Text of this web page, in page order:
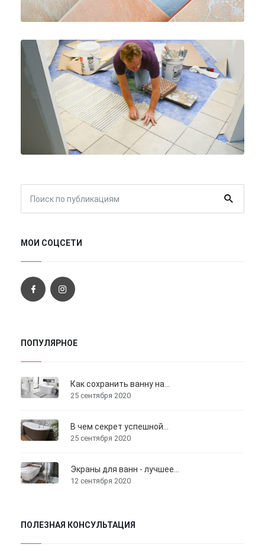
МОИ СОЦСЕТИ
ПОПУЛЯРНОЕ
Как сохранить ванну на...
25 сентября 2020
В чем секрет успешной...
25 сентября 2020
Экраны для ванн - лучшее...
12 сентября 2020
ПОЛЕЗНАЯ КОНСУЛЬТАЦИЯ